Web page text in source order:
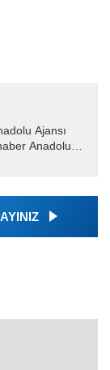
Ajansı
Anadolu